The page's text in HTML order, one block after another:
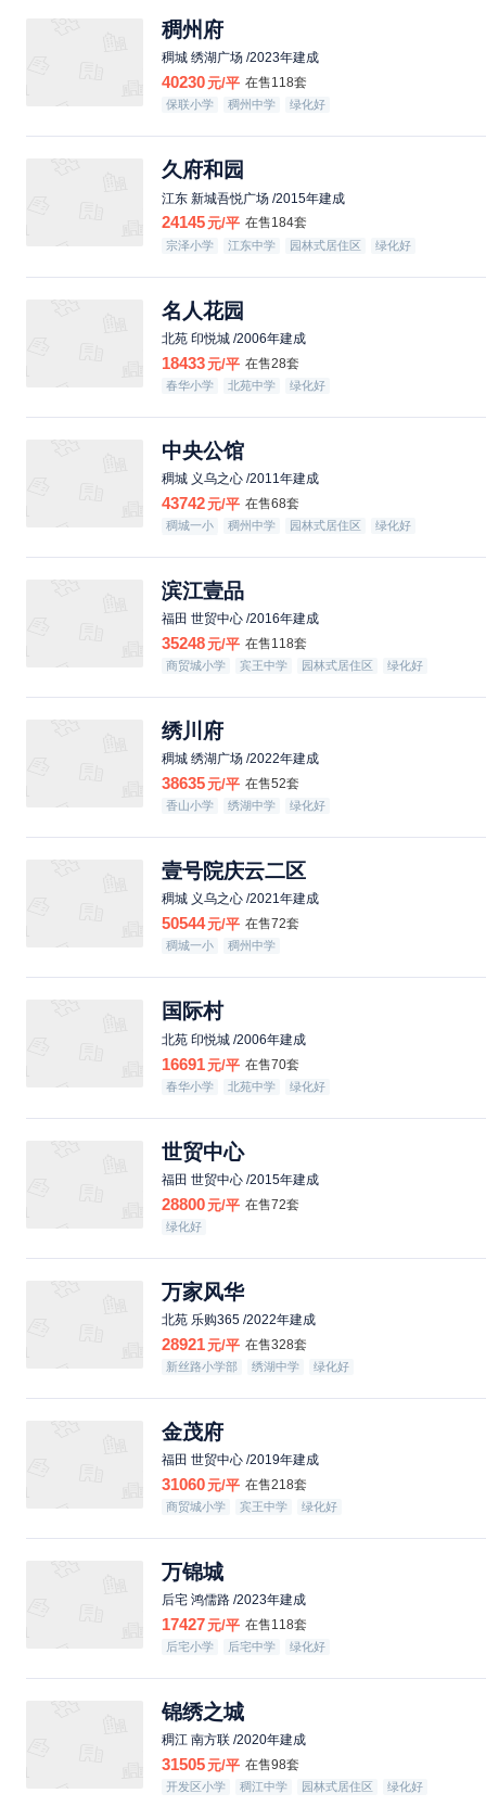
稠州府
稠城 绣湖广场 /2023年建成
40230元/平 在售118套
保联小学 稠州中学 绿化好
久府和园
江东 新城吾悦广场 /2015年建成
24145元/平 在售184套
宗泽小学 江东中学 园林式居住区 绿化好
名人花园
北苑 印悦城 /2006年建成
18433元/平 在售28套
春华小学 北苑中学 绿化好
中央公馆
稠城 义乌之心 /2011年建成
43742元/平 在售68套
稠城一小 稠州中学 园林式居住区
绿化好
滨江壹品
福田 世贸中心 /2016年建成
35248元/平 在售118套
商贸城小学 宾王中学 园林式居住区 绿化好
绣川府
稠城 绣湖广场 /2022年建成
38635元/平 在售52套
香山小学 绣湖中学 绿化好
壹号院庆云二区
稠城 义乌之心 /2021年建成
50544元/平 在售72套
稠城一小 稠州中学
国际村
北苑 印悦城 /2006年建成
16691元/平 在售70套
春华小学 北苑中学 绿化好
世贸中心
福田 世贸中心 /2015年建成
28800元/平 在售72套
绿化好
万家风华
北苑 乐购365 /2022年建成
28921元/平 在售328套
新丝路小学部 绣湖中学 绿化好
金茂府
福田 世贸中心 /2019年建成
31060元/平 在售218套
商贸城小学 宾王中学 绿化好
万锦城
后宅 鸿儒路 /2023年建成
17427元/平 在售118套
后宅小学 后宅中学 绿化好
锦绣之城
稠江 南方联 /2020年建成
31505元/平 在售98套
开发区小学 稠江中学 园林式居住区 绿化好